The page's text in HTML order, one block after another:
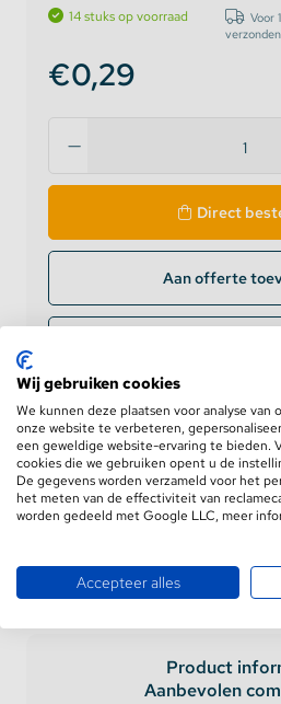
14 stuks op voorraad
Voor
€0,29
Direct
Aan offerte
Levering op werkdagen
GRATIS verzendingvanaf
Retourneren binnen100
5 jaargarantie
Product
Aanbevolen
Wij gebruiken cookies
We kunnen deze plaatsen voor analyse van
onze website te verbeteren,
een geweldige website-ervaring te bieden.
cookies die we gebruiken opent u de
De gegevens worden verzameld voor het
het meten van de effectiviteit van
worden gedeeld met Google LLC, meer
Accepteer alles